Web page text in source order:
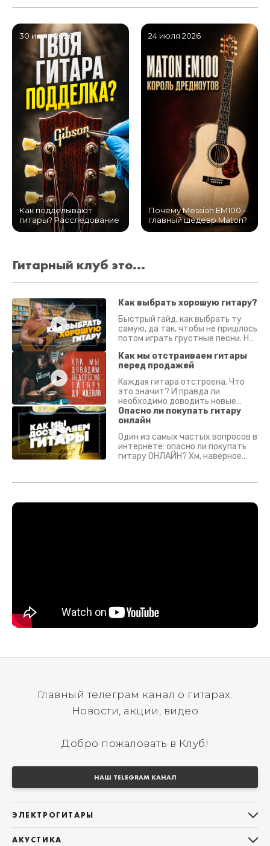
30 июля 2026
Как подделывают
гитары? Расследование
24 июля 2026
Почему Messiah EM100 –
главный шедевр Maton?
Гитарный клуб это...
Как выбрать хорошую гитару?
Быстрый гайд, как выбрать ту
самую, да так, чтобы не пришлось
потом играть грустные песни. На
Как мы отстраиваем гитары
перед продажей
Каждая гитара отстроена. Что
это значит? И правда ли
необходимо доводить новые
гитары? Если кратко - да.
Подробно - в видео :)
Опасно ли покупать гитару
онлайн
Один из самых частых вопросов в
интернете: опасно ли покупать
гитару ОНЛАЙН? Хм, наверное
застрахован. Случись что -
Главный телеграм канал о гитарах.
Новости, акции, видео
Добро пожаловать в Клуб!
НАШ TELEGRAM КАНАЛ
ЭЛЕКТРОГИТАРЫ
АКУСТИКА